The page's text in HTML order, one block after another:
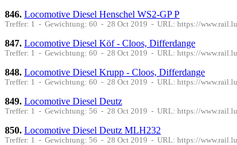
846. Locomotive Diesel Henschel WS2-GP P
Treffer: 1 - Gewichtung: 60 - 28 Oct 2019 - URL: https://
847. Locomotive Diesel Köf - Cloos, Differdange
Treffer: 1 - Gewichtung: 60 - 28 Oct 2019 - URL: https://
848. Locomotive Diesel Krupp - Cloos, Differdange
Treffer: 1 - Gewichtung: 60 - 28 Oct 2019 - URL: https://
849. Locomotive Diesel Deutz
Treffer: 1 - Gewichtung: 56 - 28 Oct 2019 - URL: https://
850. Locomotive Diesel Deutz MLH232
Treffer: 1 - Gewichtung: 56 - 28 Oct 2019 - URL: https://